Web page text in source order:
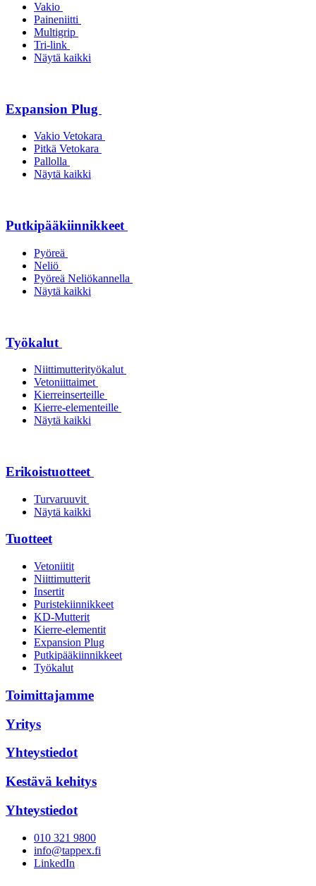
Vakio
Paineniitti
Multigrip
Tri-link
Näytä kaikki
Expansion Plug
Vakio Vetokara
Pitkä Vetokara
Pallolla
Näytä kaikki
Putkipääkiinnikkeet
Pyöreä
Neliö
Pyöreä Neliökannella
Näytä kaikki
Työkalut
Niittimutterityökalut
Vetoniittaimet
Kierreinserteille
Kierre-elementeille
Näytä kaikki
Erikoistuotteet
Turvaruuvit
Näytä kaikki
Tuotteet
Vetoniitit
Niittimutterit
Insertit
Puristekiinnikkeet
KD-Mutterit
Kierre-elementit
Expansion Plug
Putkipääkiinnikkeet
Työkalut
Toimittajamme
Yritys
Yhteystiedot
Kestävä kehitys
Yhteystiedot
010 321 9800
info@tappex.fi
LinkedIn